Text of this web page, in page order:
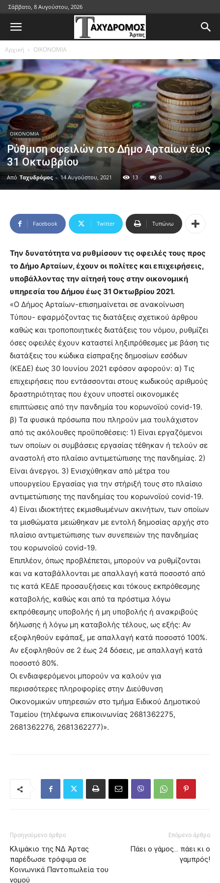
Σάββατο, 8 Αυγούστου, 2026
Αρχική ΟΙΚΟΝΟΜΙΑ
ΟΙΚΟΝΟΜΙΑ
Ρύθμιση οφειλών στο Δήμο Αρταίων έως
31 Οκτωβρίου
Από Ταχυδρόμος - 14 Αυγούστου, 2021 13 0
Facebook Twitter Τυπώνω
Την δυνατότητα να ρυθμίσουν τις οφειλές τους προς
το Δήμο Αρταίων, έχουν οι πολίτες και επιχειρήσεις,
υποβάλλοντας την αίτησή τους στην οικονομική
υπηρεσία του Δήμου έως 31 Οκτωβρίου 2021.
«Ο Δήμος Αρταίων-επισημαίνεται σε ανακοίνωση
Τύπου- εφαρμόζοντας τις διατάξεις σχετικού άρθρου
καθώς και τροποποιητικές διατάξεις του νόμου, ρυθμίζει
όσες οφειλές έχουν καταστεί ληξιπρόθεσμες με βάση τις
διατάξεις του κώδικα είσπραξης δημοσίων εσόδων
(ΚΕΔΕ) έως 30 Ιουνίου 2021 εφόσον αφορούν: α) Τις
επιχειρήσεις που εντάσσονται στους κωδικούς αριθμούς
δραστηριότητας που έχουν υποστεί οικονομικές
επιπτώσεις από την πανδημία του κορωνοϊού covid-19.
β) Τα φυσικά πρόσωπα που πληρούν μια τουλάχιστον
από τις ακόλουθες προϋποθέσεις: 1) Είναι εργαζόμενοι
των οποίων οι συμβάσεις εργασίας τέθηκαν ή τελούν σε
αναστολή στο πλαίσιο αντιμετώπισης της πανδημίας. 2)
Είναι άνεργοι. 3) Ενισχύθηκαν από μέτρα του
υπουργείου Εργασίας για την στήριξή τους στο πλαίσιο
αντιμετώπισης της πανδημίας του κορωνοϊού covid-19.
4) Είναι ιδιοκτήτες εκμισθωμένων ακινήτων, των οποίων
τα μισθώματα μειώθηκαν με εντολή δημοσίας αρχής στο
πλαίσιο αντιμετώπισης των συνεπειών της πανδημίας
του κορωνοϊού covid-19.
Επιπλέον, όπως προβλέπεται, μπορούν να ρυθμίζονται
και να καταβάλλονται με απαλλαγή κατά ποσοστό από
τις κατά ΚΕΔΕ προσαυξήσεις και τόκους εκπρόθεσμης
καταβολής, καθώς και από τα πρόστιμα λόγω
εκπρόθεσμης υποβολής ή μη υποβολής ή ανακριβούς
δήλωσης ή λόγω μη καταβολής τέλους, ως εξής: Αν
εξοφληθούν εφάπαξ, με απαλλαγή κατά ποσοστό 100%.
Αν εξοφληθούν σε 2 έως 24 δόσεις, με απαλλαγή κατά
ποσοστό 80%.
Οι ενδιαφερόμενοι μπορούν να καλούν για
περισσότερες πληροφορίες στην Διεύθυνση
Οικονομικών υπηρεσιών στο τμήμα Ειδικού Δημοτικού
Ταμείου (τηλέφωνα επικοινωνίας 2681362275,
2681362276, 2681362277)».
Προηγούμενο άρθρο
Κλιμάκιο της ΝΔ Άρτας
παρέδωσε τρόφιμα σε
Κοινωνικά Παντοπωλεία του
νομού
Επόμενο άρθρο
Πάει ο γάμος… πάει κι ο
γαμπρός!